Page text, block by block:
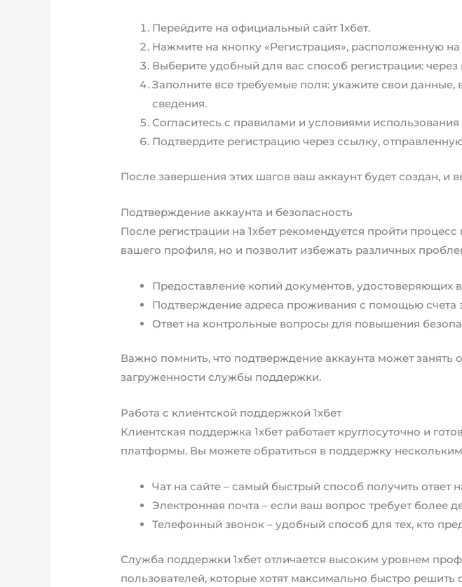
Перейдите на официальный сайт 1хбет.
Нажмите на кнопку «Регистрация», расположенную на
Выберите удобный для вас способ регистрации:
Заполните все требуемые поля: укажите свои
сведения.
Согласитесь с правилами и условиями использования
Подтвердите регистрацию через ссылку,
После завершения этих шагов ваш аккаунт будет создан, и
Подтверждение аккаунта и безопасность
После регистрации на 1хбет рекомендуется пройти
вашего профиля, но и позволит избежать различных
Предоставление копий документов, удостоверяющих
Подтверждение адреса проживания с помощью
Ответ на контрольные вопросы для повышения
Важно помнить, что подтверждение аккаунта может занять
загруженности службы поддержки.
Работа с клиентской поддержкой 1хбет
Клиентская поддержка 1хбет работает круглосуточно и
платформы. Вы можете обратиться в поддержку
Чат на сайте – самый быстрый способ получить ответ
Электронная почта – если ваш вопрос требует более
Телефонный звонок – удобный способ для тех, кто
Служба поддержки 1хбет отличается высоким уровнем
пользователей, которые хотят максимально быстро